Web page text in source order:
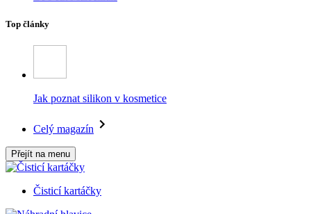
Top články
Jak poznat silikon v kosmetice
Celý magazín
Přejít na menu
Čisticí kartáčky